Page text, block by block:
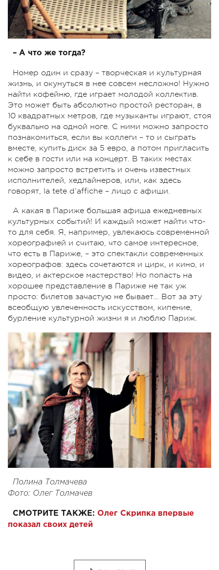
– А что же тогда?
Номер один и сразу – творческая и культурная
жизнь, и окунуться в нее совсем несложно! Нужно
найти кофейню, где играет молодой коллектив.
Это может быть абсолютно простой ресторан, в
10 квадратных метров, где музыканты играют, стоя
буквально на одной ноге. С ними можно запросто
познакомиться, если вы коллеги – то и сыграть
вместе, купить диск за 5 евро, а потом пригласить
к себе в гости или на концерт. В таких местах
можно запросто встретить и очень известных
исполнителей, хедлайнеров, или, как здесь
говорят, la tete d’affiche – лицо с афиши.
А какая в Париже большая афиша ежедневных
культурных событий! И каждый может найти что-
то для себя. Я, например, увлекаюсь современной
хореографией и считаю, что самое интересное,
что есть в Париже, – это спектакли современных
хореографов: здесь сочетаются и цирк, и кино, и
видео, и актерское мастерство! Но попасть на
хорошее представление в Париже не так уж
просто: билетов зачастую не бывает… Вот за эту
всеобщую увлеченность искусством, кипение,
бурление культурной жизни я и люблю Париж.
Полина Толмачева
Фото: Олег Толмачев
СМОТРИТЕ ТАКЖЕ: Олег Скрипка впервые
показал своих детей